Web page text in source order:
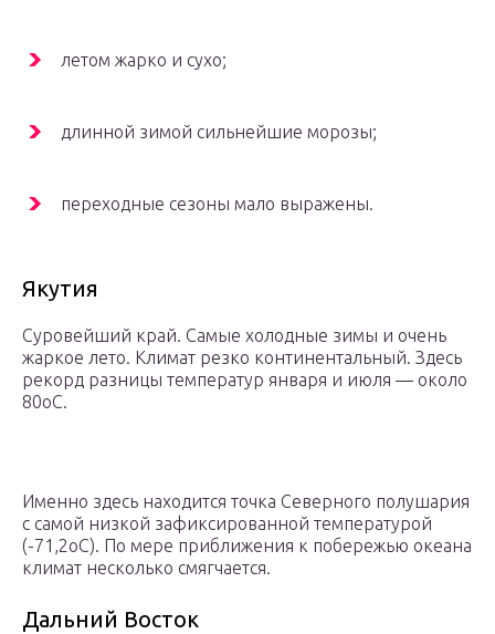
летом жарко и сухо;
длинной зимой сильнейшие морозы;
переходные сезоны мало выражены.
Якутия
Суровейший край. Самые холодные зимы и очень
жаркое лето. Климат резко континентальный. Здесь
рекорд разницы температур января и июля — около
80оС.
Именно здесь находится точка Северного полушария
с самой низкой зафиксированной температурой
(-71,2оС). По мере приближения к побережью океана
климат несколько смягчается.
Дальний Восток